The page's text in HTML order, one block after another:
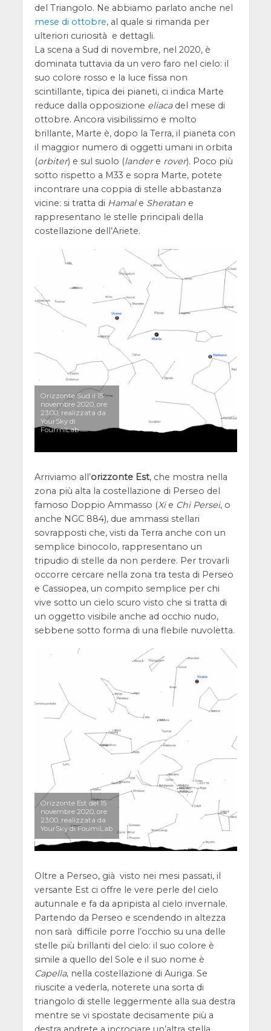
del Triangolo. Ne abbiamo parlato anche nel
mese di ottobre, al quale si rimanda per
ulteriori curiosità e dettagli.
La scena a Sud di novembre, nel 2020, è
dominata tuttavia da un vero faro nel cielo: il
suo colore rosso e la luce fissa non
scintillante, tipica dei pianeti, ci indica Marte
reduce dalla opposizione eliacadel mese di
ottobre. Ancora visibilissimo e molto
brillante, Marte è, dopo la Terra, il pianeta con
il maggior numero di oggetti umani in orbita
(orbiter) e sul suolo (landere rover). Poco più
sotto rispetto a M33 e sopra Marte, potete
incontrare una coppia di stelle abbastanza
vicine: si tratta di Hamale Sheratane
rappresentano le stelle principali della
costellazione dell’Ariete.
Orizzonte Sud il 15
novembre 2020, ore
23:00, realizzata da
YourSky di
FourmiLab
Arriviamo all’orizzonte Est, che mostra nella
zona più alta la costellazione di Perseo del
famoso Doppio Ammasso (Xie Chi Persei, o
anche NGC 884), due ammassi stellari
sovrapposti che, visti da Terra anche con un
semplice binocolo, rappresentano un
tripudio di stelle da non perdere. Per trovarli
occorre cercare nella zona tra testa di Perseo
e Cassiopea, un compito semplice per chi
vive sotto un cielo scuro visto che si tratta di
un oggetto visibile anche ad occhio nudo,
sebbene sotto forma di una flebile nuvoletta.
Orizzonte Est del 15
novembre 2020, ore
23:00, realizzata da
YourSky di FoumiLab
Oltre a Perseo, già visto nei mesi passati, il
versante Est ci offre le vere perle del cielo
autunnale e fa da apripista al cielo invernale.
Partendo da Perseo e scendendo in altezza
non sarà difficile porre l’occhio su una delle
stelle più brillanti del cielo: il suo colore è
simile a quello del Sole e il suo nome è
Capella, nella costellazione di Auriga. Se
riuscite a vederla, noterete una sorta di
triangolo di stelle leggermente alla sua destra
mentre se vi spostate decisamente più a